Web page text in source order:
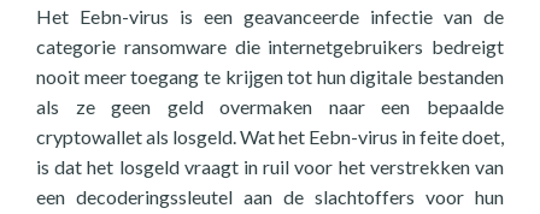
Het Eebn-virus is een geavanceerde infectie van de
categorie ransomware die internetgebruikers bedreigt
nooit meer toegang te krijgen tot hun digitale bestanden
als ze geen geld overmaken naar een bepaalde
cryptowallet als losgeld. Wat het Eebn-virus in feite doet,
is dat het losgeld vraagt in ruil voor het verstrekken van
een decoderingssleutel aan de slachtoffers voor hun